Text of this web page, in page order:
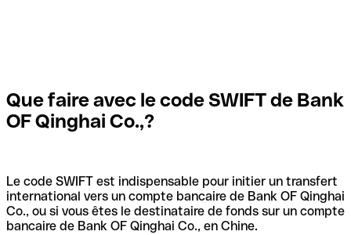
Que faire avec le code SWIFT de Bank
OF Qinghai Co.,?
Le code SWIFT est indispensable pour initier un transfert
international vers un compte bancaire de Bank OF Qinghai
Co., ou si vous êtes le destinataire de fonds sur un compte
bancaire de Bank OF Qinghai Co., en Chine.